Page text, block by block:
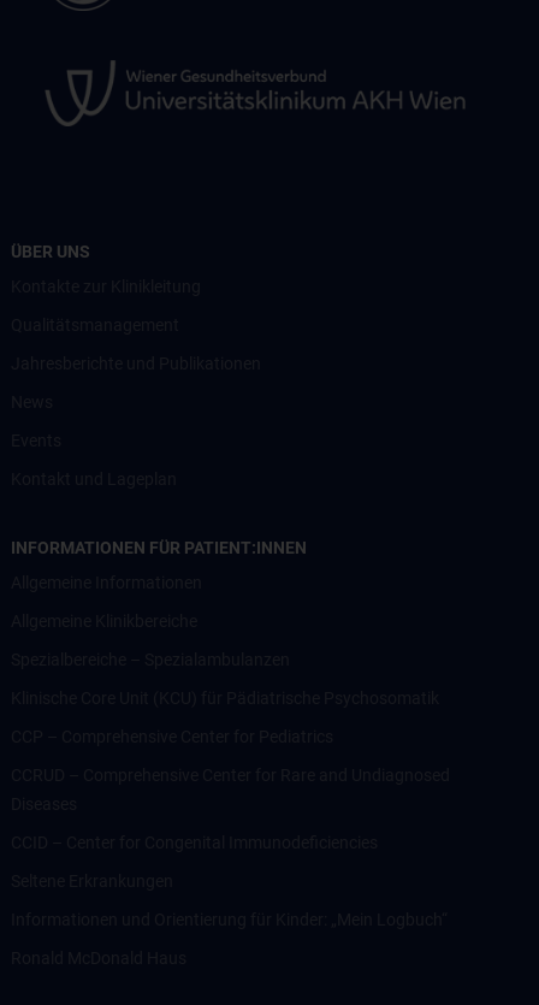
ÜBER UNS
INFORMATIONEN FÜR PATIENT:INNEN